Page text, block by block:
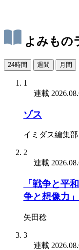
よみもの
24時間 週間 月間
1
連載
ゾス
イミダス編集部
2
連載
「戦争と平
争と想像力」
矢田稔
3
連載